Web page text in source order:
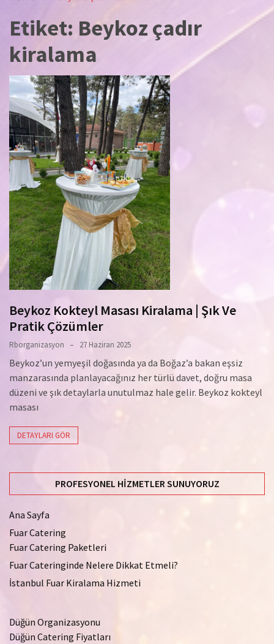
Etiket: Beykoz çadır
kiralama
Beykoz Kokteyl Masası Kiralama | Şık Ve
Pratik Çözümler
Rborganizasyon 27 Haziran 2025
Beykoz’un yemyeşil doğasında ya da Boğaz’a bakan eşsiz
manzarasında planlayacağınız her türlü davet, doğru masa
düzeni ve şık detaylarla unutulmaz hale gelir. Beykoz kokteyl
masası
DETAYLARI GÖR
PROFESYONEL HIZMETLER SUNUYORUZ
Ana Sayfa
Fuar Catering
Fuar Catering Paketleri
Fuar Cateringinde Nelere Dikkat Etmeli?
İstanbul Fuar Kiralama Hizmeti
Düğün Organizasyonu
Düğün Catering Fiyatları